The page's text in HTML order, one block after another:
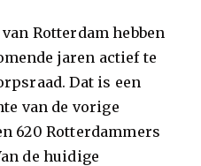
Rotterdam hebben
jaren actief te
Dat is een
van de vorige
620 Rotterdammers
de huidige